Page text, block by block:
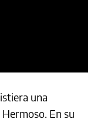
una
En su